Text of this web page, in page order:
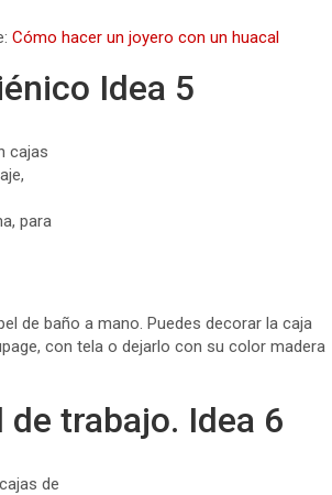
Cómo hacer un joyero con un huacal
Idea 5
de baño a mano. Puedes decorar la caja
con tela o dejarlo con su color madera
trabajo. Idea 6